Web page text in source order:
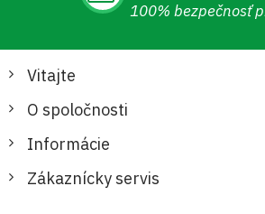
100% bezpečnosť
Vitajte
O spoločnosti
Informácie
Zákaznícky servis